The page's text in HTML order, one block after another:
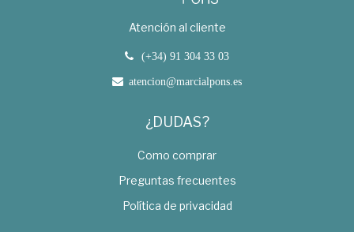
Atención al cliente
(+34) 91 304 33 03
atencion@marcialpons.es
¿DUDAS?
Como comprar
Preguntas frecuentes
Política de privacidad